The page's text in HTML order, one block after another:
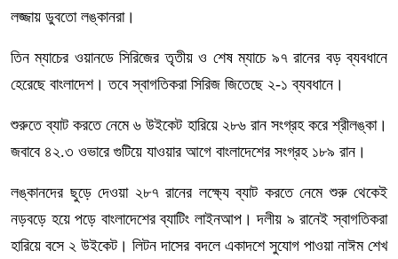
লজ্জায় ডুবতো লঙ্কানরা।
তিন ম্যাচের ওয়ানডে সিরিজের তৃতীয় ও শেষ ম্যাচে ৯৭ রানের বড় ব্যবধানে
হেরেছে বাংলাদেশ। তবে স্বাগতিকরা সিরিজ জিতেছে ২-১ ব্যবধানে।
শুরুতে ব্যাট করতে নেমে ৬ উইকেট হারিয়ে ২৮৬ রান সংগ্রহ করে শ্রীলঙ্কা।
জবাবে ৪২.৩ ওভারে গুটিয়ে যাওয়ার আগে বাংলাদেশের সংগ্রহ ১৮৯ রান।
লঙ্কানদের ছুড়ে দেওয়া ২৮৭ রানের লক্ষ্যে ব্যাট করতে নেমে শুরু থেকেই
নড়বড়ে হয়ে পড়ে বাংলাদেশের ব্যাটিং লাইনআপ। দলীয় ৯ রানেই স্বাগতিকরা
হারিয়ে বসে ২ উইকেট। লিটন দাসের বদলে একাদশে সুযোগ পাওয়া নাঈম শেখ